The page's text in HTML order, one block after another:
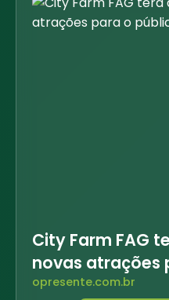
City Farm FAG
novas atrações
opresente.com.br